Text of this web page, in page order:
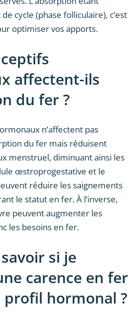
cycle (phase folliculaire), c’est
optimiser vos apports.
affectent-ils
du fer ?
n’affectent pas
du fer mais réduisent
menstruel, diminuant ainsi les
œstroprogestative et le
réduire les saignements
le statut en fer. À l’inverse,
peuvent augmenter les
les besoins en fer.
si je
carence en fer
profil hormonal ?